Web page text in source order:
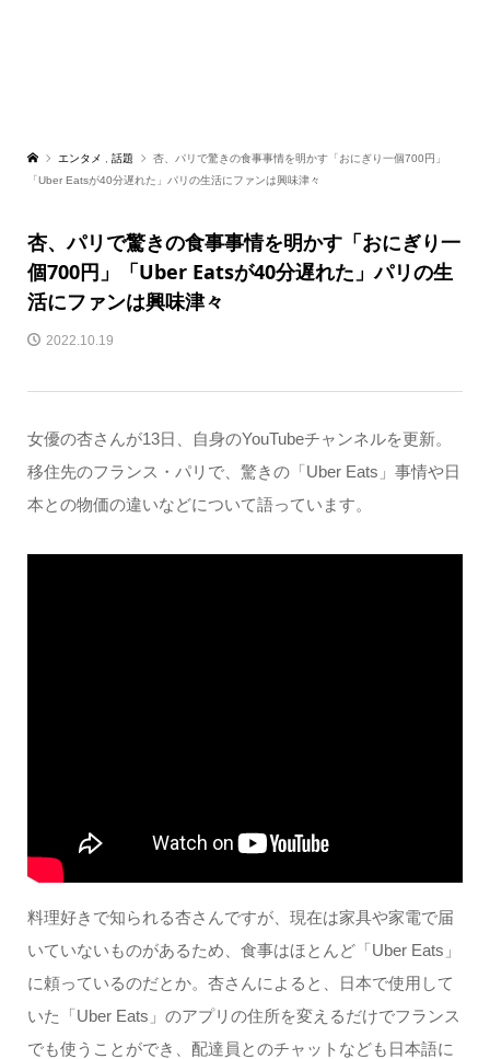
エンタメ 話題
杏、パリで驚きの食事事情を明かす「おにぎり一個700円」
「Uber Eatsが40分遅れた」パリの生活にファンは興味津々
杏、パリで驚きの食事事情を明かす「おにぎり一
個700円」「Uber Eatsが40分遅れた」パリの生
活にファンは興味津々
2022.10.19
女優の杏さんが13日、自身のYouTubeチャンネルを更新。
移住先のフランス・パリで、驚きの「Uber Eats」事情や日
本との物価の違いなどについて語っています。
料理好きで知られる杏さんですが、現在は家具や家電で届
いていないものがあるため、食事はほとんど「Uber Eats」
に頼っているのだとか。杏さんによると、日本で使用して
いた「Uber Eats」のアプリの住所を変えるだけでフランス
でも使うことができ、配達員とのチャットなども日本語に